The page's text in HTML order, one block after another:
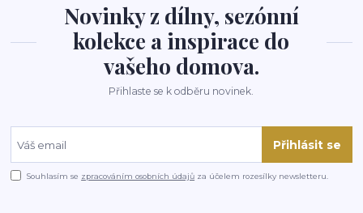
Novinky z dílny, sezónní
kolekce a inspirace do
vašeho domova.
Přihlaste se k odběru novinek.
Přihlásit se
Souhlasím se zpracováním osobních údajů za účelem rozesílky newsletteru.